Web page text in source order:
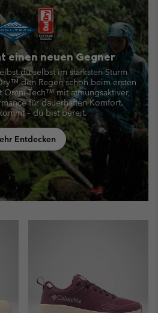
einen neuen Gegner
du selbst im stärksten Sturm
den Regen schon beim ersten
Omni-Tech™ mit atmungsaktiver,
für dauerhaften Komfort.
– du bist bereit.
Entdecken